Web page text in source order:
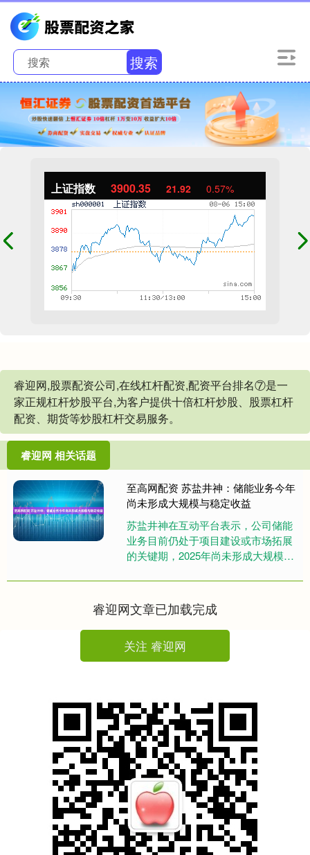
搜索
上证指数 3900.35 21.92 0.57%
睿迎网,股票配资公司,在线杠杆配资,配资平台排名⑦是一
家正规杠杆炒股平台,为客户提供十倍杠杆炒股、股票杠杆
配资、期货等炒股杠杆交易服务。
睿迎网 相关话题
至高网配资 苏盐井神：储能业务今年
尚未形成大规模与稳定收益
苏盐井神在互动平台表示，公司储能
业务目前仍处于项目建设或市场拓展
的关键期，2025年尚未形成大规模与
能项目落地与商业化进程。 举....
睿迎网文章已加载完成
关注 睿迎网